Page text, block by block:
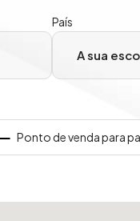
País
Ponto de venda para